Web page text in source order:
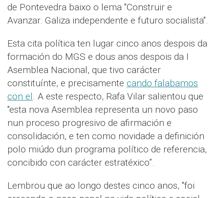
de Pontevedra baixo o lema "Construir e
Avanzar. Galiza independente e futuro socialista".
Esta cita política ten lugar cinco anos despois da
formación do MGS e dous anos despois da I
Asemblea Nacional, que tivo carácter
constituínte, e precisamente cando falabamos
con el. A este respecto, Rafa Vilar salientou que
"esta nova Asemblea representa un novo paso
nun proceso progresivo de afirmación e
consolidación, e ten como novidade a definición
polo miúdo dun programa político de referencia,
concibido con carácter estratéxico”.
Lembrou que ao longo destes cinco anos, "foi